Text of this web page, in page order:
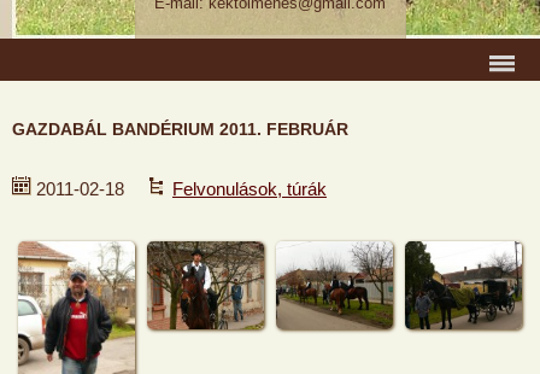
E-mail: kektoimenes@gmail.com
GAZDABÁL BANDÉRIUM 2011. FEBRUÁR
2011-02-18 Felvonulások, túrák